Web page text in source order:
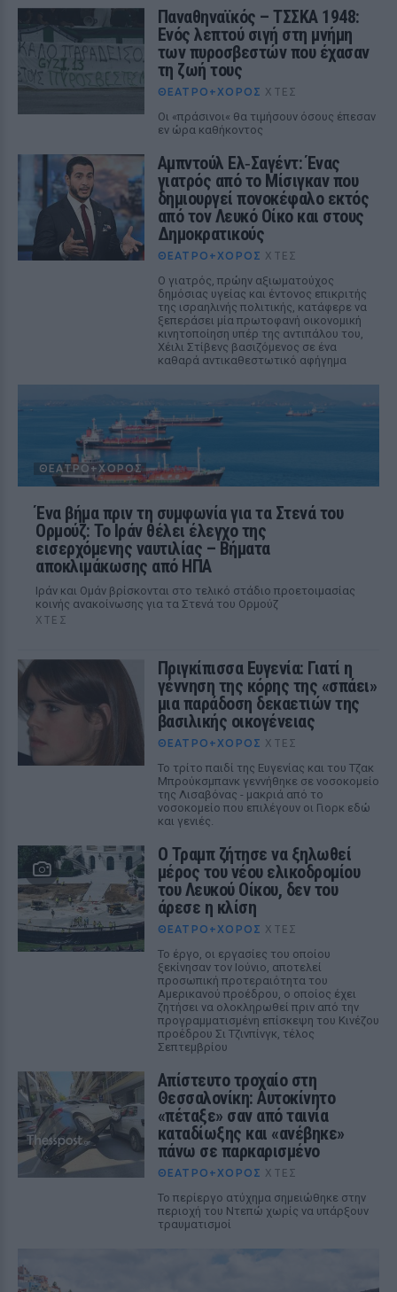
Παναθηναϊκός – ΤΣΣΚΑ 1948:
Ενός λεπτού σιγή στη μνήμη
των πυροσβεστών που έχασαν
τη ζωή τους
ΘΈΑΤΡΟ+ΧΟΡΌΣ ΧΤΕΣ
Οι «πράσινοι« θα τιμήσουν όσους έπεσαν
εν ώρα καθήκοντος
Αμπντούλ Ελ‑Σαγέντ: Ένας
γιατρός από το Μίσιγκαν που
δημιουργεί πονοκέφαλο εκτός
από τον Λευκό Οίκο και στους
Δημοκρατικούς
ΘΈΑΤΡΟ+ΧΟΡΌΣ ΧΤΕΣ
Ο γιατρός, πρώην αξιωματούχος
δημόσιας υγείας και έντονος επικριτής
της ισραηλινής πολιτικής, κατάφερε να
ξεπεράσει μία πρωτοφανή οικονομική
κινητοποίηση υπέρ της αντιπάλου του,
Χέιλι Στίβενς βασιζόμενος σε ένα
καθαρά αντικαθεστωτικό αφήγημα
ΘΈΑΤΡΟ+ΧΟΡΌΣ
Ένα βήμα πριν τη συμφωνία για τα Στενά του
Ορμούζ: Το Ιράν θέλει έλεγχο της
εισερχόμενης ναυτιλίας – Βήματα
αποκλιμάκωσης από ΗΠΑ
Ιράν και Ομάν βρίσκονται στο τελικό στάδιο προετοιμασίας
κοινής ανακοίνωσης για τα Στενά του Ορμούζ
ΧΤΕΣ
Πριγκίπισσα Ευγενία: Γιατί η
γέννηση της κόρης της «σπάει»
μια παράδοση δεκαετιών της
βασιλικής οικογένειας
ΘΈΑΤΡΟ+ΧΟΡΌΣ ΧΤΕΣ
Το τρίτο παιδί της Ευγενίας και του Τζακ
Μπρούκσμπανκ γεννήθηκε σε νοσοκομείο
της Λισαβόνας - μακριά από το
νοσοκομείο που επιλέγουν οι Γιορκ εδώ
και γενιές.
Ο Τραμπ ζήτησε να ξηλωθεί
μέρος του νέου ελικοδρομίου
του Λευκού Οίκου, δεν του
άρεσε η κλίση
ΘΈΑΤΡΟ+ΧΟΡΌΣ ΧΤΕΣ
Το έργο, οι εργασίες του οποίου
ξεκίνησαν τον Ιούνιο, αποτελεί
προσωπική προτεραιότητα του
Αμερικανού προέδρου, ο οποίος έχει
ζητήσει να ολοκληρωθεί πριν από την
προγραμματισμένη επίσκεψη του Κινέζου
προέδρου Σι Τζινπίνγκ, τέλος
Σεπτεμβρίου
Απίστευτο τροχαίο στη
Θεσσαλονίκη: Αυτοκίνητο
«πέταξε» σαν από ταινία
καταδίωξης και «ανέβηκε»
πάνω σε παρκαρισμένο
ΘΈΑΤΡΟ+ΧΟΡΌΣ ΧΤΕΣ
Το περίεργο ατύχημα σημειώθηκε στην
περιοχή του Ντεπώ χωρίς να υπάρξουν
τραυματισμοί